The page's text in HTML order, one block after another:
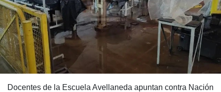
Docentes de la Escuela Avellaneda apuntan contra Nación